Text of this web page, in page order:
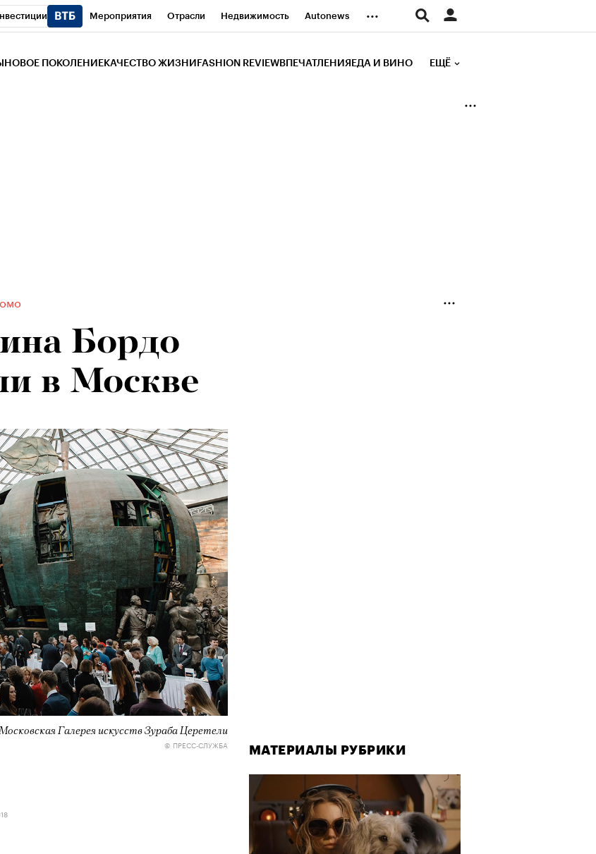
Мероприятия Отрасли Недвижимость Autonews ...
НОВОЕ ПОКОЛЕНИЕ КАЧЕСТВО ЖИЗНИ FASHION REVIEW ВПЕЧАТЛЕНИЯ ЕДА И ВИНО ЕЩЁ
МАТЕРИАЛЫ РУБРИКИ
Бордо
в Москве
Московская Галерея искусств Зураба Церетели
© ПРЕСС-СЛУЖБА